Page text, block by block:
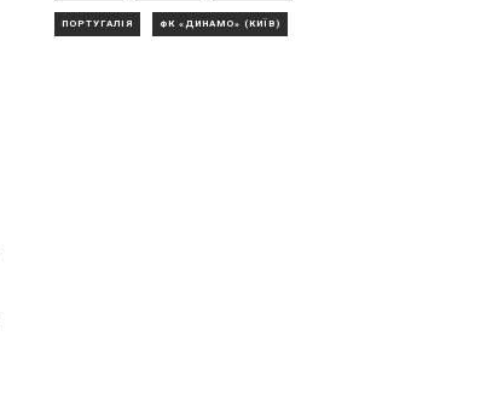
ПОРТУГАЛІЯ ФК «ДИНАМО» (КИЇВ)